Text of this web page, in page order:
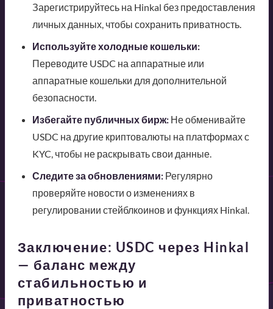
Зарегистрируйтесь на Hinkal без предоставления
личных данных, чтобы сохранить приватность.
Используйте холодные кошельки:
Переводите USDC на аппаратные или
аппаратные кошельки для дополнительной
безопасности.
Избегайте публичных бирж:Не обменивайте
USDC на другие криптовалюты на платформах с
KYC, чтобы не раскрывать свои данные.
Следите за обновлениями:Регулярно
проверяйте новости о изменениях в
регулировании стейблкоинов и функциях Hinkal.
Заключение: USDC через Hinkal
— баланс между
стабильностью и
приватностью